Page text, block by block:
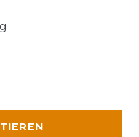
angezeigt
die Verwendung
zu verwenden.